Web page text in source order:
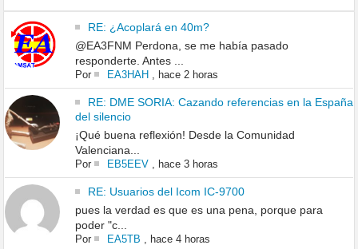
RE: ¿Acoplará en 40m?
@EA3FNM Perdona, se me había pasado
responderte. Antes ...
Por EA3HAH, hace 2 horas
RE: DME SORIA: Cazando referencias en la España
del silencio
¡Qué buena reflexión! Desde la Comunidad
Valenciana...
Por EB5EEV, hace 3 horas
RE: Usuarios del Icom IC-9700
pues la verdad es que es una pena, porque para
poder "c...
Por EA5TB hace 4 horas